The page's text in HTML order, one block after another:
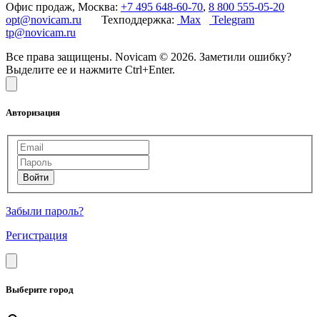
Офис продаж, Москва: +7 495 648-60-70, 8 800 555-05-20
opt@novicam.ru Техподдержка: Max
Telegram
tp@novicam.ru
Все права защищены. Novicam © 2026. Заметили ошибку?
Выделите ее и нажмите Ctrl+Enter.
Авторизация
Забыли пароль?
Регистрация
Выберите город